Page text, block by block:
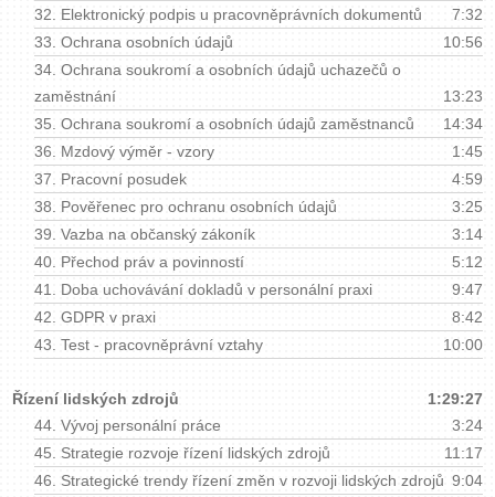
32. Elektronický podpis u pracovněprávních dokumentů
7:32
33. Ochrana osobních údajů
10:56
34. Ochrana soukromí a osobních údajů uchazečů o
zaměstnání
13:23
35. Ochrana soukromí a osobních údajů zaměstnanců
14:34
36. Mzdový výměr - vzory
1:45
37. Pracovní posudek
4:59
38. Pověřenec pro ochranu osobních údajů
3:25
39. Vazba na občanský zákoník
3:14
40. Přechod práv a povinností
5:12
41. Doba uchovávání dokladů v personální praxi
9:47
42. GDPR v praxi
8:42
43. Test - pracovněprávní vztahy 10:00
Řízení lidských zdrojů
1:29:27
44. Vývoj personální práce
3:24
45. Strategie rozvoje řízení lidských zdrojů
11:17
46. Strategické trendy řízení změn v rozvoji lidských zdrojů 9:04